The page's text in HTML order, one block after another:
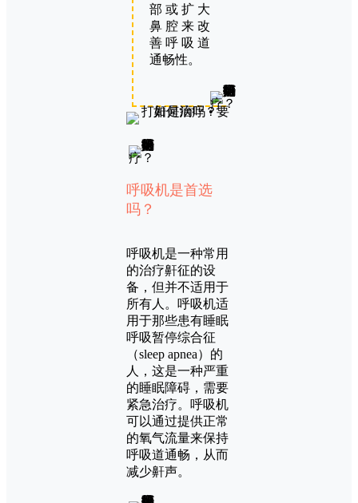
部或扩大
鼻腔来改
善呼吸道
通畅性。
呼吸机是首选
吗？
呼吸机是一种常用
的治疗鼾征的设
备，但并不适用于
所有人。呼吸机适
用于那些患有睡眠
呼吸暂停综合征
（sleep apnea）的
人，这是一种严重
的睡眠障碍，需要
紧急治疗。呼吸机
可以通过提供正常
的氧气流量来保持
呼吸道通畅，从而
减少鼾声。